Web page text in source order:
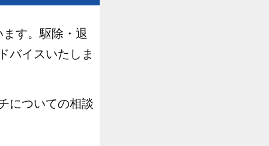
す。駆除・退
バイスいたしま
についての相談